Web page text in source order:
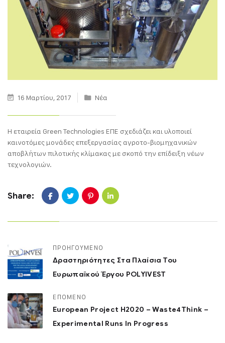
16 Μαρτίου, 2017 Νέα
Η εταιρεία Green Technologies ΕΠΕ σχεδιάζει και υλοποιεί
καινοτόμες μονάδες επεξεργασίας αγροτο-βιομηχανικών
αποβλήτων πιλοτικής κλίμακας με σκοπό την επίδειξη νέων
τεχνολογιών.
Share:
ΠΡΟΗΓΟΎΜΕΝΟ
Δραστηριότητες Στα Πλαίσια Του
Ευρωπαϊκού Έργου POLYIVEST
ΕΠΌΜΕΝΟ
European Project Η2020 – Waste4Think –
Experimental Runs In Progress